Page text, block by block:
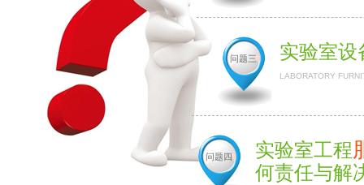
问题三 实验室设
LABORATORY
问题四 实验室工程
何责任与解